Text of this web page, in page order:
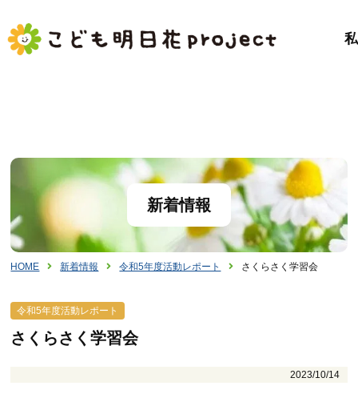
新着情報
HOME 新着情報 令和5年度活動レポート さくらさく学習会
令和5年度活動レポート
さくらさく学習会
2023/10/14